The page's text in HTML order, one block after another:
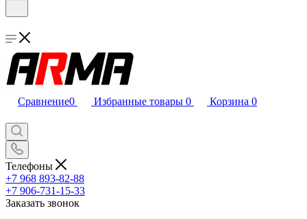
Сравнение0 Избранные товары 0 Корзина 0
Телефоны
+7 968 893-82-88
+7 906-731-15-33
Заказать звонок